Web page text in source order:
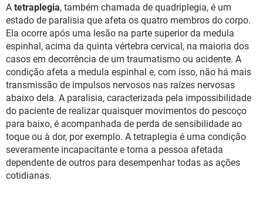
SEXUALIDADE
GLOSSÁRIO
A tetraplegia, também chamada de quadriplegia, é um
estado de paralisia que afeta os quatro membros do corpo.
Ela ocorre após uma lesão na parte superior da medula
espinhal, acima da quinta vértebra cervical, na maioria dos
casos em decorrência de um traumatismo ou acidente. A
condição afeta a medula espinhal e, com isso, não há mais
transmissão de impulsos nervosos nas raízes nervosas
abaixo dela. A paralisia, caracterizada pela impossibilidade
do paciente de realizar quaisquer movimentos do pescoço
para baixo, é acompanhada de perda de sensibilidade ao
toque ou à dor, por exemplo. A tetraplegia é uma condição
severamente incapacitante e torna a pessoa afetada
dependente de outros para desempenhar todas as ações
cotidianas.